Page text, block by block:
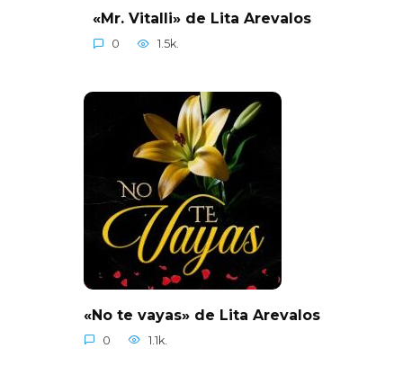
«Mr. Vitalli» de Lita Arevalos
0 1.5k.
«No te vayas» de Lita Arevalos
0 1.1k.